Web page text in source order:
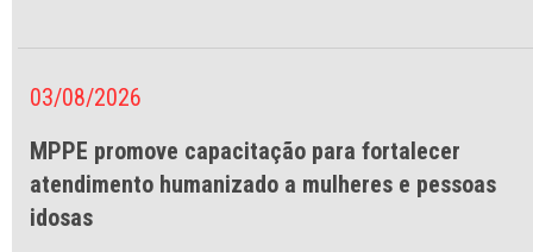
03/08/2026
MPPE promove capacitação para fortalecer
atendimento humanizado a mulheres e pessoas
idosas